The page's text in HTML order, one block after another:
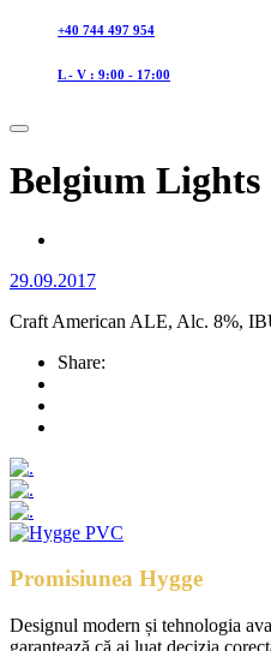
+40 744 497 954
L - V : 9:00 - 17:00
Belgium Lights
29.09.2017
Craft American ALE, Alc. 8%,
Share:
Promisiunea Hygge
Designul modern și tehnologia